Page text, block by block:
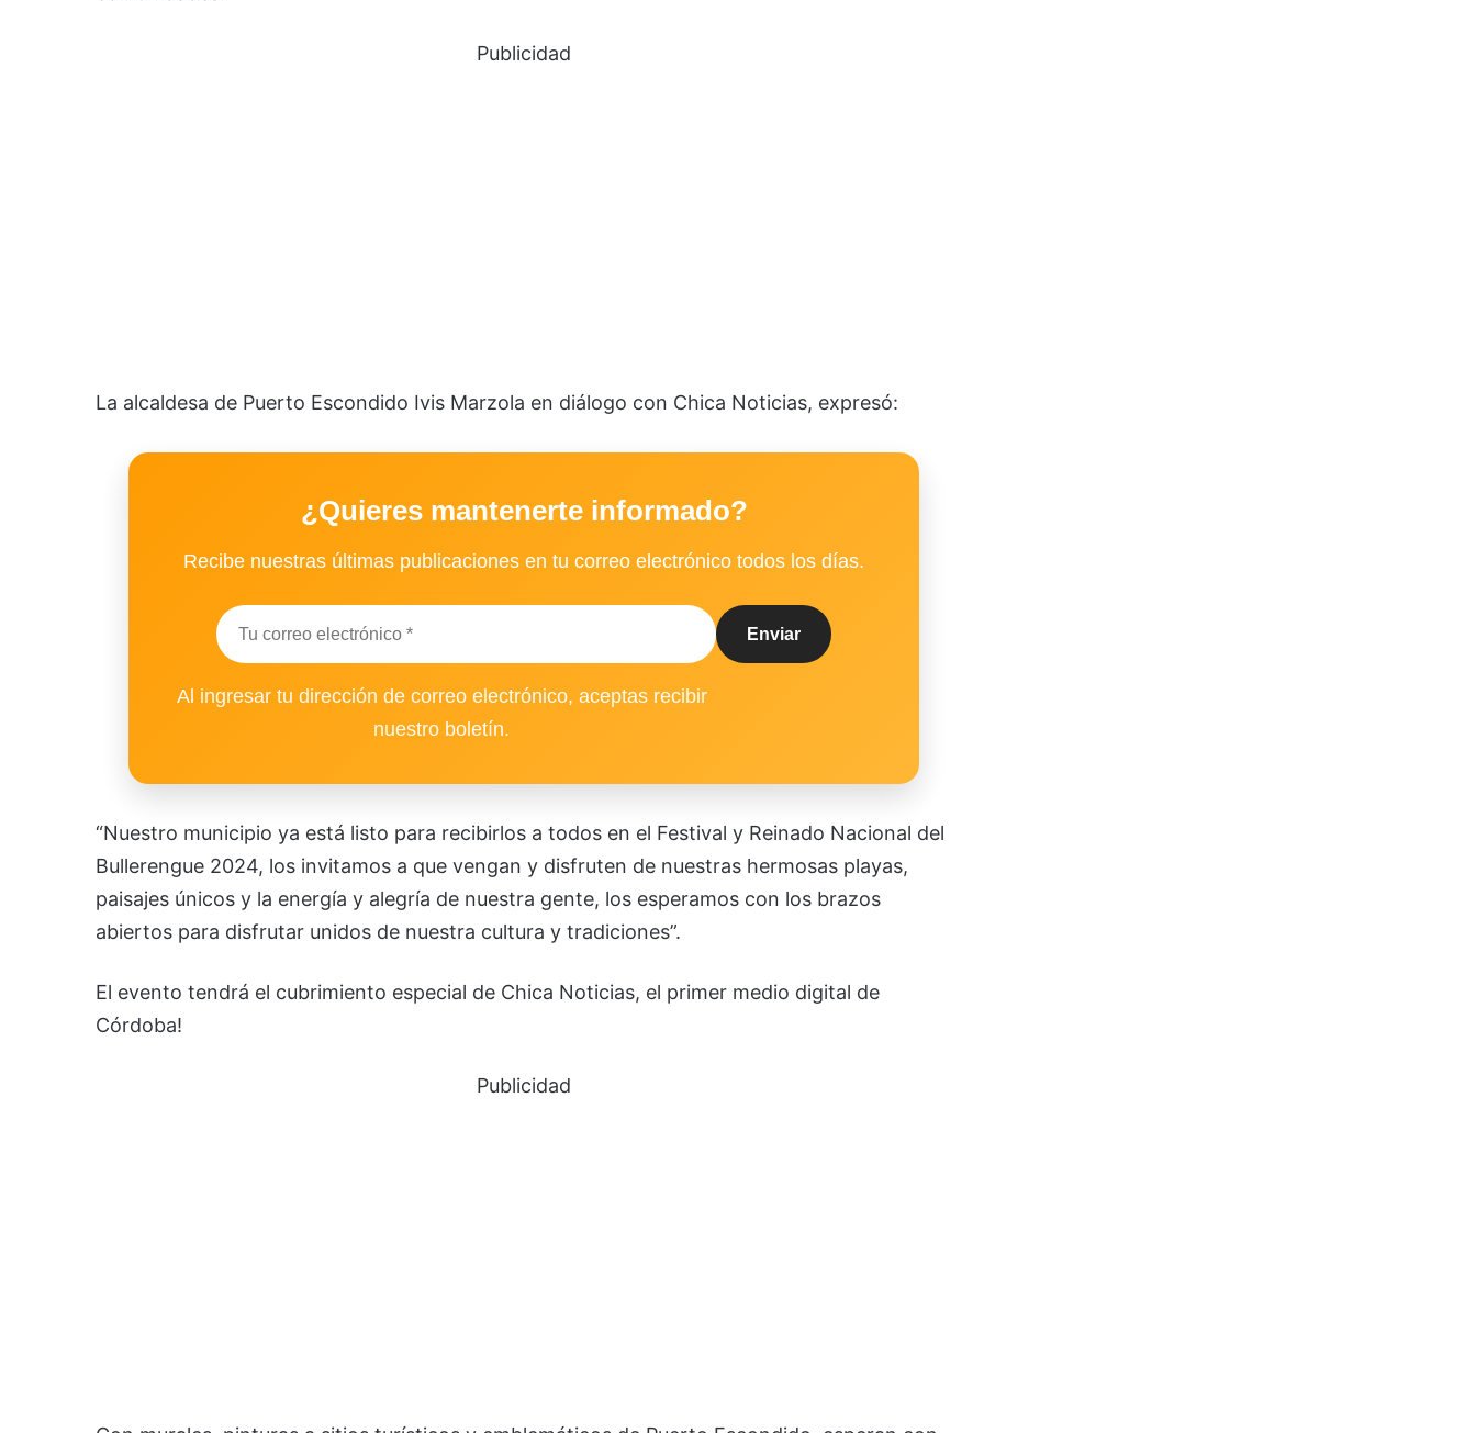
Publicidad
La alcaldesa de Puerto Escondido Ivis Marzola en diálogo con Chica Noticias, expresó:
¿Quieres mantenerte informado?
Recibe nuestras últimas publicaciones en tu correo electrónico todos los días.
Al ingresar tu dirección de correo electrónico, aceptas recibir
nuestro boletín.
“Nuestro municipio ya está listo para recibirlos a todos en el Festival y Reinado Nacional del
Bullerengue 2024, los invitamos a que vengan y disfruten de nuestras hermosas playas,
paisajes únicos y la energía y alegría de nuestra gente, los esperamos con los brazos
abiertos para disfrutar unidos de nuestra cultura y tradiciones”.
El evento tendrá el cubrimiento especial de Chica Noticias, el primer medio digital de
Córdoba!
Publicidad